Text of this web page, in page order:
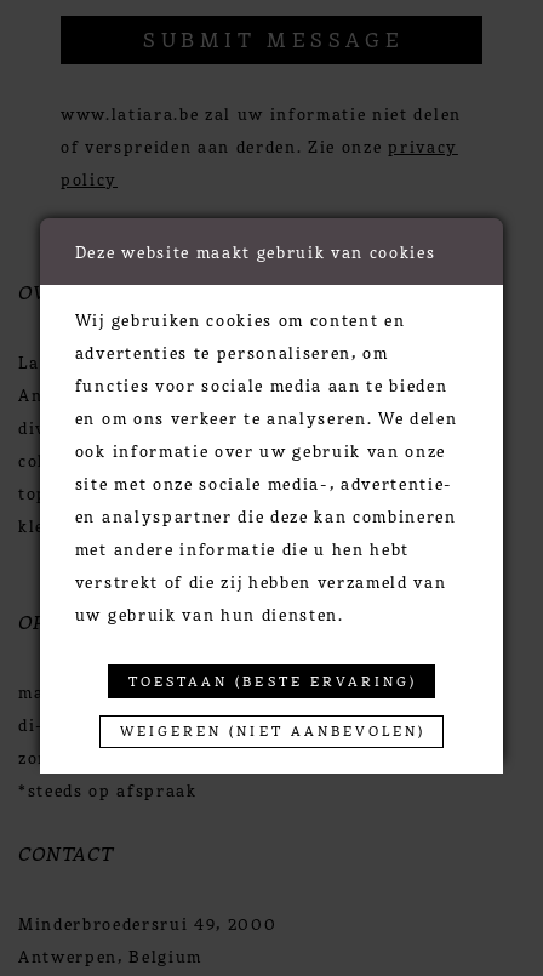
SUBMIT MESSAGE
www.latiara.be zal uw informatie niet delen
of verspreiden aan derden. Zie onzeprivacy
policy
OVER ONS
La Tiara is uw specialist voor bruidsmode te
Antwerpen: bruidsjurken, avondkledij, lingerie en
diverse accessoires. La Tiara heeft een uitgebreide
collectie bruids- en avondjurken van verschillende
topmerken, in wit of ivoor, maar ook in schitterende
kleuren en dit aan zeer betaalbare prijzen.
OPENINGSUREN
maandag | GESLOTEN
di-zat | 10:30u -18:00u
zondag | GESLOTEN
*steeds op afspraak
CONTACT
Minderbroedersrui 49, 2000
Antwerpen, Belgium
Deze website maakt gebruik van cookies
Wij gebruiken cookies om content en
advertenties te personaliseren, om
functies voor sociale media aan te bieden
en om ons verkeer te analyseren. We delen
ook informatie over uw gebruik van onze
site met onze sociale media-, advertentie-
en analyspartner die deze kan combineren
met andere informatie die u hen hebt
verstrekt of die zij hebben verzameld van
uw gebruik van hun diensten.
TOESTAAN (BESTE ERVARING)
WEIGEREN (NIET AANBEVOLEN)